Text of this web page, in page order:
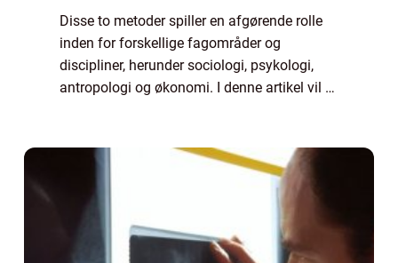
Disse to metoder spiller en afgørende rolle
inden for forskellige fagområder og
discipliner, herunder sociologi, psykologi,
antropologi og økonomi. I denne artikel vil vi